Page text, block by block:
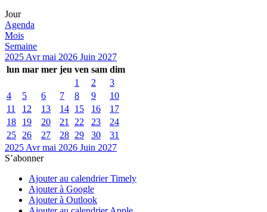
Jour
Agenda
Mois
Semaine
2025 Avrmai 2026 Juin 2027
lun mar mer jeu ven sam dim
1
2
3
4
5 6 7 8 9
10
11
12 13 14 15 16
17
18
19 20 21 22 23
24
25
26 27 28 29 30
31
2025 Avrmai 2026 Juin 2027
S’abonner
Ajouter au calendrier Timely
Ajouter à Google
Ajouter à Outlook